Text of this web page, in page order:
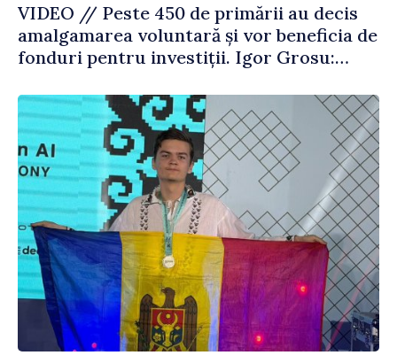
VIDEO // Peste 450 de primării au decis
amalgamarea voluntară și vor beneficia de
fonduri pentru investiții. Igor Grosu:
dăm o șansă localităților să se dezvolte”